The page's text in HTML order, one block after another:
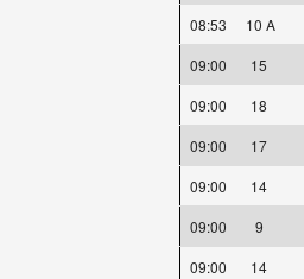
08:53
10 A
09:00
15
09:00
18
09:00
17
09:00
14
09:00
9
09:00
14